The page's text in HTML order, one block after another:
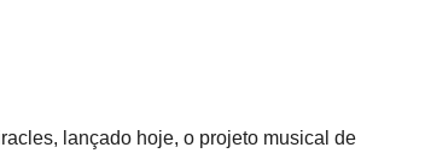
, lançado hoje, o projeto musical de